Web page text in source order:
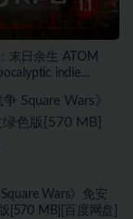
末日余生 ATOM
indie
网盘]
Wars》免安
[570 MB][百度网盘]